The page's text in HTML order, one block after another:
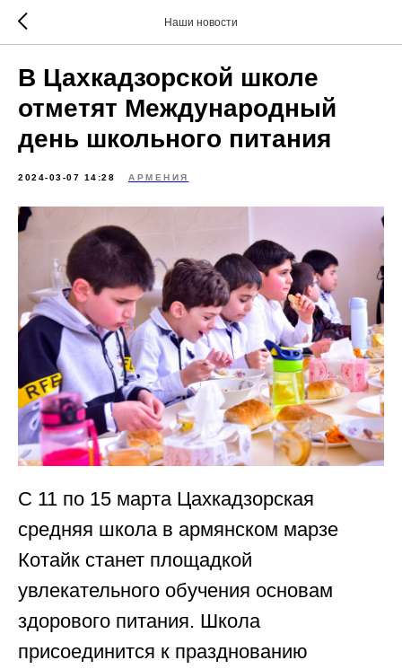
Наши новости
В Цахкадзорской школе
отметят Международный
день школьного питания
2024-03-07 14:28 АРМЕНИЯ
С 11 по 15 марта Цахкадзорская
средняя школа в армянском марзе
Котайк станет площадкой
увлекательного обучения основам
здорового питания. Школа
присоединится к празднованию